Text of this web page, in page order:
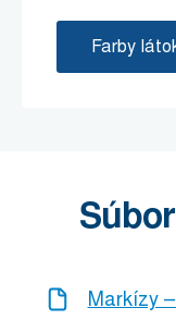
Farby
Markízy